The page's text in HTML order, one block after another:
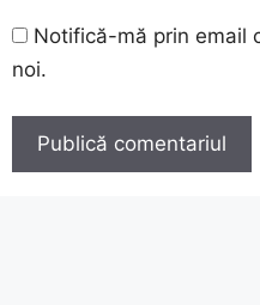
Notifică-mă prin email
noi.